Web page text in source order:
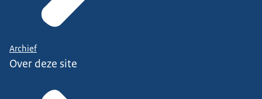
Archief
Over deze site